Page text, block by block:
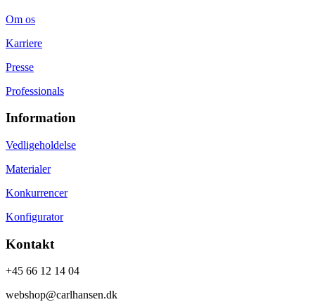
Om os
Karriere
Presse
Professionals
Information
Vedligeholdelse
Materialer
Konkurrencer
Konfigurator
Kontakt
+45 66 12 14 04
webshop@carlhansen.dk